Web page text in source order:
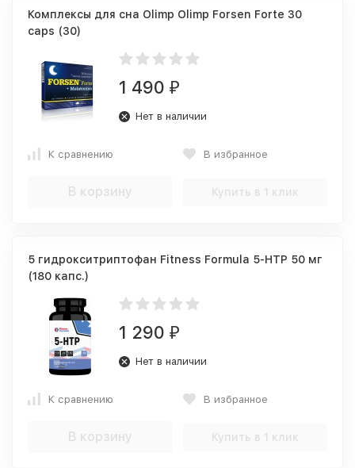
Комплексы для сна Olimp Olimp Forsen Forte 30
caps (30)
1 490 ₽
Нет в наличии
К сравнению В избранное
В корзину Купить в 1 клик
5 гидрокситриптофан Fitness Formula 5-HTP 50 мг
(180 капс.)
1 290 ₽
Нет в наличии
К сравнению В избранное
В корзину Купить в 1 клик